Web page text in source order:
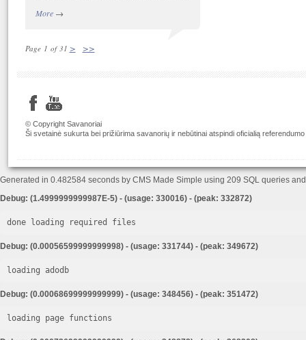
More→
Page 1 of 31 > >>
© Copyright Savanoriai
Ši svetainė sukurta bei prižiūrima savanorių ir nebūtinai atspindi oficialią
Generated in 0.482584 seconds by CMS Made Simple using 209 SQL queries
Debug: (1.4999999999987E-5) - (usage: 330016) - (peak: 332872)
done loading required files
Debug: (0.00056599999999998) - (usage: 331744) - (peak: 349672)
loading adodb
Debug: (0.00068699999999999) - (usage: 348456) - (peak: 351472)
loading page functions